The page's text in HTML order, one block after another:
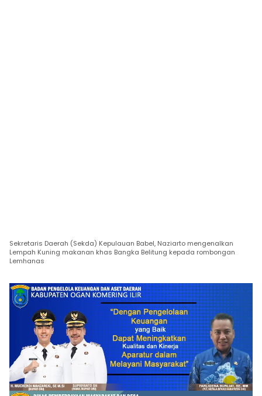
Sekretaris Daerah (Sekda) Kepulauan Babel, Naziarto mengenalkan
Lempah Kuning makanan khas Bangka Belitung kepada rombongan
Lemhanas